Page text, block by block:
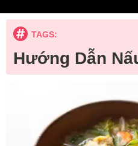
TAGS:
Hướng Dẫn